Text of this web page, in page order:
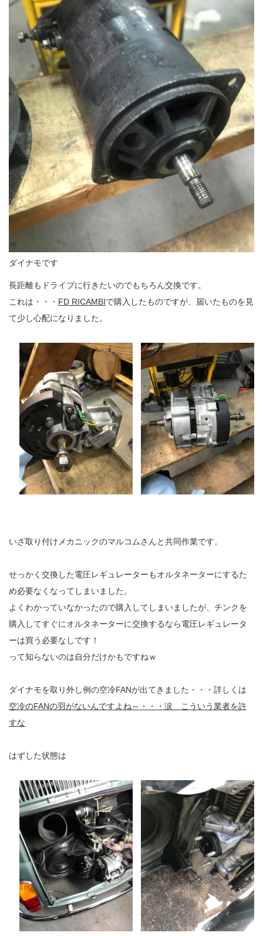
ダイナモです
長距離もドライブに行きたいのでもちろん交換です。
これは・・・ FD RICAMBIで購入したものですが、届いたものを見
て少し心配になりました。
いざ取り付けメカニックのマルコムさんと共同作業です。
せっかく交換した電圧レギュレーターもオルタネーターにするた
め必要なくなってしまいました。
よくわかっていなかったので購入してしまいましたが、チンクを
購入してすぐにオルタネーターに交換するなら電圧レギュレータ
ーは買う必要なしです！
って知らないのは自分だけかもですねｗ
ダイナモを取り外し例の空冷FANが出てきました・・・詳しくは
空冷のFANの羽がないんですよね～・・・涙 こういう業者を許
すな
はずした状態は